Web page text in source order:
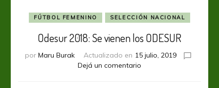
FÚTBOL FEMENINO SELECCIÓN NACIONAL
Odesur 2018: Se vienen los ODESUR
por Maru Burak Actualizado en 15 julio, 2019
Dejá un comentario